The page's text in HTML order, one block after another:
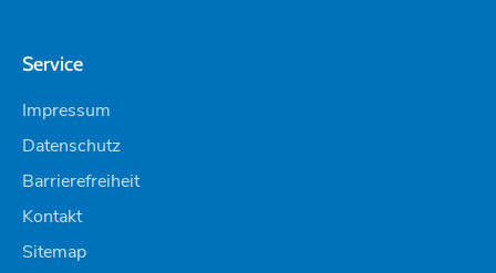
Service
Impressum
Datenschutz
Barrierefreiheit
Kontakt
Sitemap